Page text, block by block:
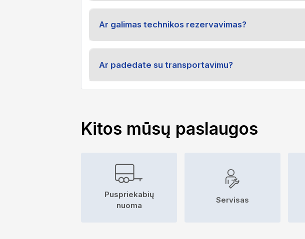
Ar galimas technikos rezervavimas?
Ar padedate su transportavimu?
Kitos mūsų paslaugos
Puspriekabių
nuoma
Servisas